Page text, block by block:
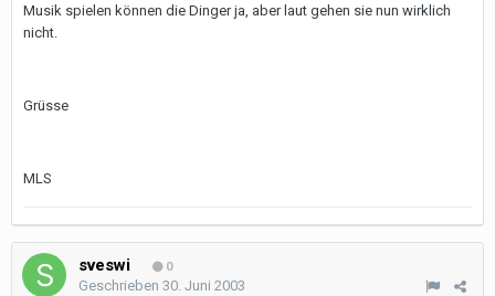
Musik spielen können die Dinger ja, aber laut gehen sie nun wirklich
nicht.
Grüsse
MLS
sveswi 0
Geschrieben 30. Juni 2003